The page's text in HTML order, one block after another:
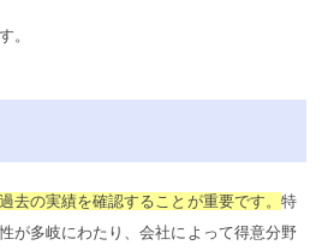
。
去の実績を確認することが重要です。 特
が多岐にわたり、会社によって得意分野